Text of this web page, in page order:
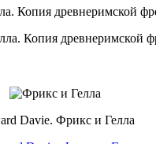
Копия древнеримской
Davie. Фрикс и Гелла